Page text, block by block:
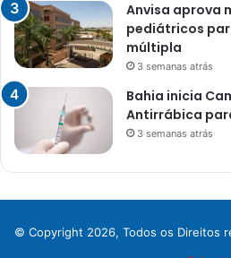
Anvisa aprova
pediátricos
múltipla
3 semanas atrás
Bahia inicia
Antirrábica
3 semanas atrás
© Copyright 2026, Todos os Direitos